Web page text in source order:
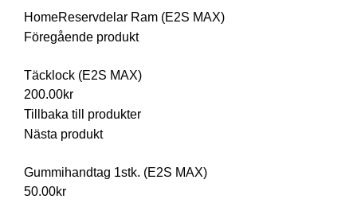
HomeReservdelar Ram (E2S MAX)
Föregående produkt
Täcklock (E2S MAX)
200.00kr
Tillbaka till produkter
Nästa produkt
Gummihandtag 1stk. (E2S MAX)
50.00kr